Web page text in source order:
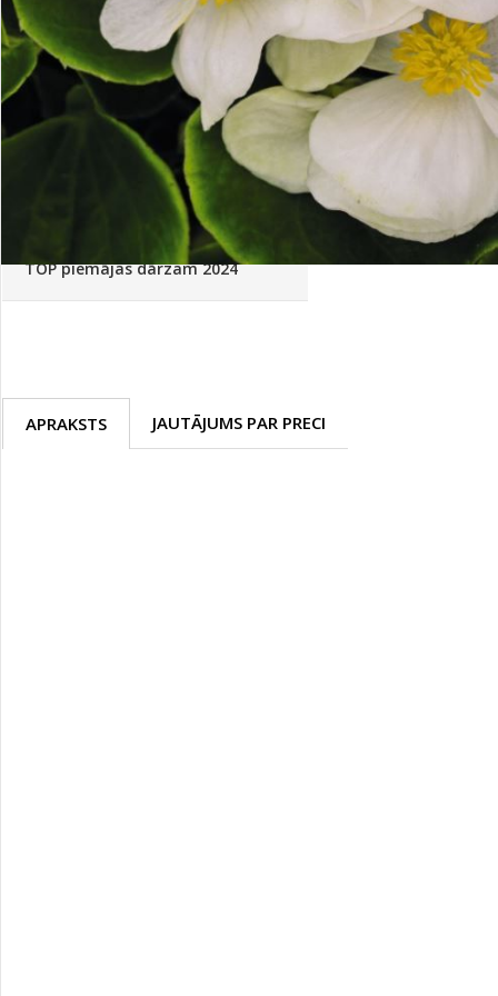
Palīglīdzekļi augu audzēšanai (72)
Klientu Diena
Novatec - izcils mēslošanai arī
sezonas otrajā pusē!
Piedāvājums ābeļdārziem
TOP piemājas dārzam 2024
APRAKSTS JAUTĀJUMS PAR PRECI